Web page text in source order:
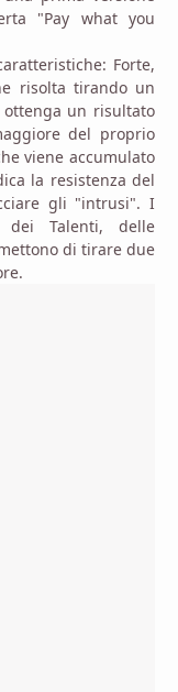
"Pay what you
Forte,
risolta tirando un
ottenga un risultato
del proprio
viene accumulato
la resistenza del
gli "intrusi". I
Talenti, delle
di tirare due